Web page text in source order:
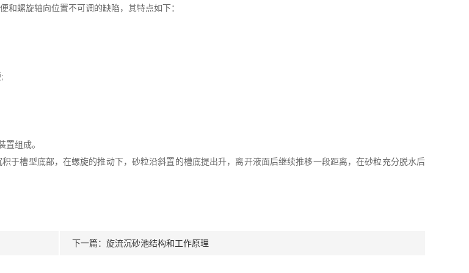
螺旋轴向位置不可调的缺陷，其特点如下：
组成。
于槽型底部，在螺旋的推动下，砂粒沿斜置的槽底提出升，离开液面后继续推移一段距离，在砂粒充分脱水后
下一篇： 旋流沉砂池结构和工作原理